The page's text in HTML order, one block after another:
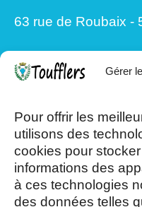
Gérer
Pour offrir les
utilisons des
cookies pour
informations des
à ces technologies
des données telles
63 rue de Roubaix -
13h30/17h15
Mercredi et Samedi :